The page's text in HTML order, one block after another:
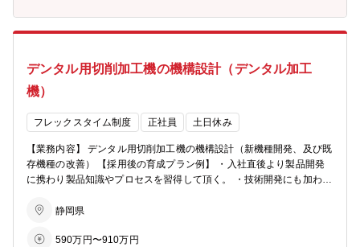
デンタル用切削加工機の機構設計（デンタル加工
機）
フレックスタイム制度 正社員 土日休み
【業務内容】 デンタル用切削加工機の機構設計（新機種開発、及び既
存機種の改善） 【採用後の育成プラン例】 ・入社直後より製品開発
に携わり製品知識やプロセスを習得して頂く。 ・技術開発にも加わる
可能であればマネージャ候補として教育する。 【部署】 DGSHAPE
員 【求める人物像】 ・周囲と円滑なコミュニケーションがとれる方
静岡県
590万円〜910万円